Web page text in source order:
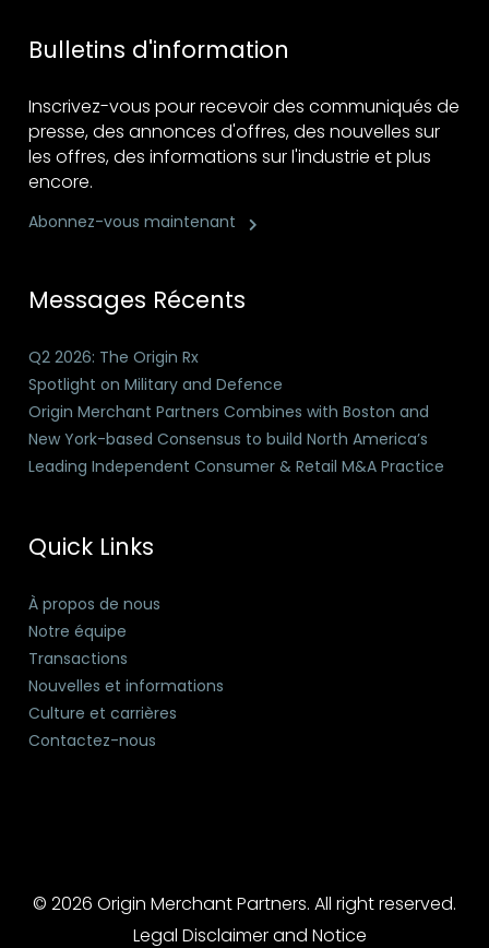
Bulletins d'information
Inscrivez-vous pour recevoir des communiqués de
presse, des annonces d'offres, des nouvelles sur
les offres, des informations sur l'industrie et plus
encore.
Abonnez-vous maintenant
Messages Récents
Q2 2026: The Origin Rx
Spotlight on Military and Defence
Origin Merchant Partners Combines with Boston and
New York-based Consensus to build North America’s
Leading Independent Consumer & Retail M&A Practice
Quick Links
À propos de nous
Notre équipe
Transactions
Nouvelles et informations
Culture et carrières
Contactez-nous
© 2026 Origin Merchant Partners. All right reserved.
Legal Disclaimer and Notice